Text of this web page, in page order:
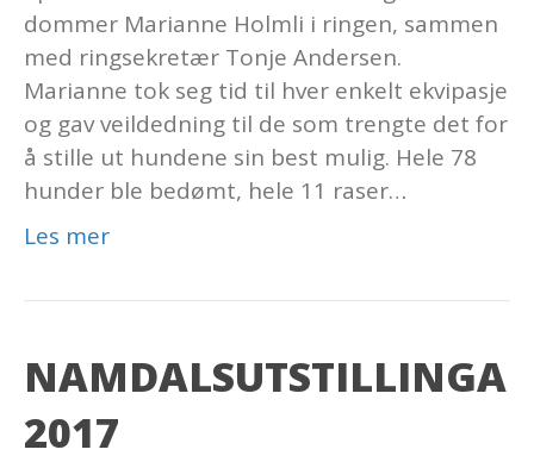
dommer Marianne Holmli i ringen, sammen
med ringsekretær Tonje Andersen.
Marianne tok seg tid til hver enkelt ekvipasje
og gav veildedning til de som trengte det for
å stille ut hundene sin best mulig. Hele 78
hunder ble bedømt, hele 11 raser…
Les mer
NAMDALSUTSTILLINGA
2017